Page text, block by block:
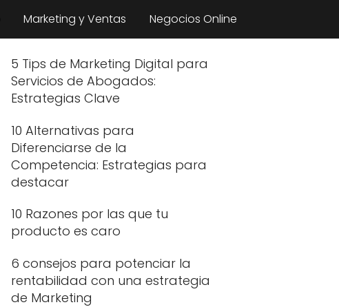
Marketing y Ventas Negocios Online
5 Tips de Marketing Digital para
Servicios de Abogados:
Estrategias Clave
10 Alternativas para
Diferenciarse de la
Competencia: Estrategias para
destacar
10 Razones por las que tu
producto es caro
6 consejos para potenciar la
rentabilidad con una estrategia
de Marketing